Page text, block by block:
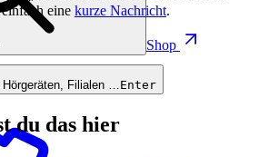
Shop
eine kurze Nachricht.
Filialen … Enter
du das hier